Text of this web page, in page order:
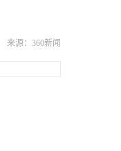
来源：360新闻